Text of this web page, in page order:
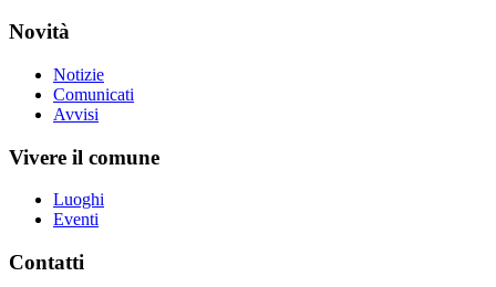
Novità
Notizie
Comunicati
Avvisi
Vivere il comune
Luoghi
Eventi
Contatti